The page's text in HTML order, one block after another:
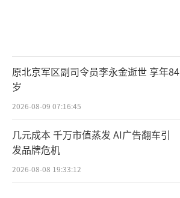
原北京军区副司令员李永金逝世 享年84
岁
2026-08-09 07:16:45
几元成本 千万市值蒸发 AI广告翻车引
发品牌危机
2026-08-08 19:33:12